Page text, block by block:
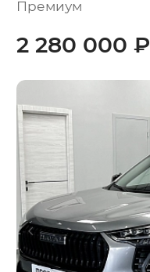
Премиум
2 280 000 ₽